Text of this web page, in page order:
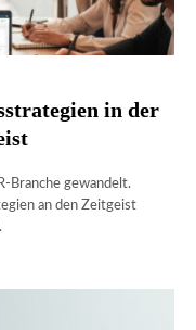
in der
Branche gewandelt.
an den Zeitgeist